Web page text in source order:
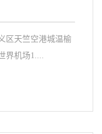
区天竺空港城温榆
界机场1....